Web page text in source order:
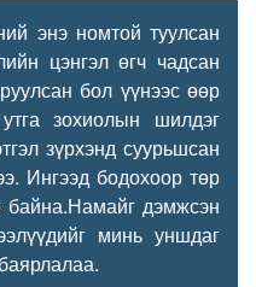
номтой туулсан
цэнгэл өгч чадсан
бол үүнээс өөр
зохиолын шилдэг
зүрхэнд суурьшсан
Ингээд бодохоор төр
дэмжсэн
минь уншдаг